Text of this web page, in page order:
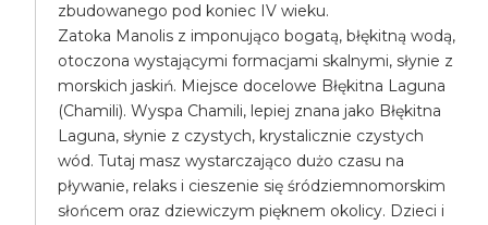
zbudowanego pod koniec IV wieku.
Zatoka Manolis z imponująco bogatą, błękitną wodą,
otoczona wystającymi formacjami skalnymi, słynie z
morskich jaskiń. Miejsce docelowe Błękitna Laguna
(Chamili). Wyspa Chamili, lepiej znana jako Błękitna
Laguna, słynie z czystych, krystalicznie czystych
wód. Tutaj masz wystarczająco dużo czasu na
pływanie, relaks i cieszenie się śródziemnomorskim
słońcem oraz dziewiczym pięknem okolicy. Dzieci i